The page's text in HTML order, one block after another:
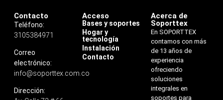
Contacto
Teléfono:
3105384971
Correo
electrónico:
info@soporttex.com.co
Dirección:
Acceso
Bases y soportes
Hogar y
tecnología
Instalación
Contacto
Acerca de
Soporttex
En SOPORTTEX
contamos con más
de 13 años de
experiencia
ofreciendo
soluciones
integrales en
soportes para